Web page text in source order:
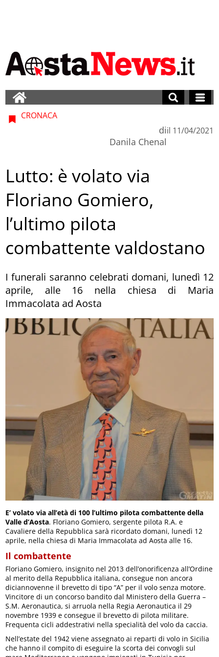
CRONACA
di
Danila Chenal
il 11/04/2021
Lutto: è volato via
Floriano Gomiero,
l’ultimo pilota
combattente valdostano
I funerali saranno celebrati domani, lunedì 12
aprile, alle 16 nella chiesa di Maria
Immacolata ad Aosta
E’ volato via all’età di 100 l’ultimo pilota combattente della
Valle d’Aosta. Floriano Gomiero, sergente pilota R.A. e
Cavaliere della Repubblica sarà ricordato domani, lunedì 12
aprile, nella chiesa di Maria Immacolata ad Aosta alle 16.
Il combattente
Floriano Gomiero, insignito nel 2013 dell’onorificenza all’Ordine
al merito della Repubblica italiana, consegue non ancora
diciannovenne il brevetto di tipo “A” per il volo senza motore.
Vincitore di un concorso bandito dal Ministero della Guerra –
S.M. Aeronautica, si arruola nella Regia Aeronautica il 29
novembre 1939 e consegue il brevetto di pilota militare.
Frequenta cicli addestrativi nella specialità del volo da caccia.
Nell’estate del 1942 viene assegnato ai reparti di volo in Sicilia
che hanno il compito di eseguire la scorta dei convogli sul